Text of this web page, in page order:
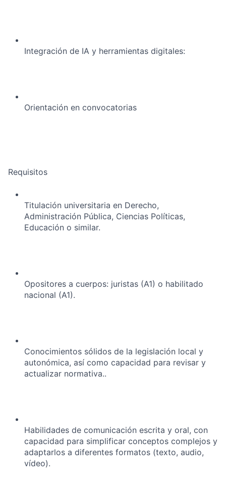
Integración de IA y herramientas digitales:
Orientación en convocatorias
Requisitos
Titulación universitaria en Derecho,
Administración Pública, Ciencias Políticas,
Educación o similar.
Opositores a cuerpos: juristas (A1) o habilitado
nacional (A1).
Conocimientos sólidos de la legislación local y
autonómica, así como capacidad para revisar y
actualizar normativa..
Habilidades de comunicación escrita y oral, con
capacidad para simplificar conceptos complejos y
adaptarlos a diferentes formatos (texto, audio,
vídeo).